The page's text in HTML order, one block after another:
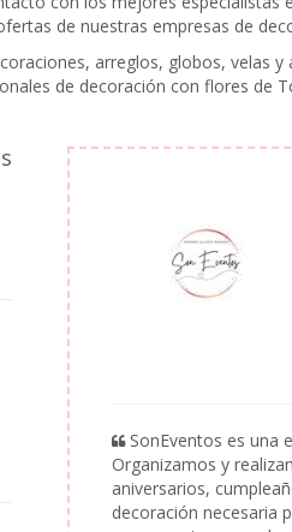
de nuestras empresas de
arreglos, globos, velas
de decoración con flores de
SonEventos es una
Organizamos y
aniversarios,
decoración necesaria